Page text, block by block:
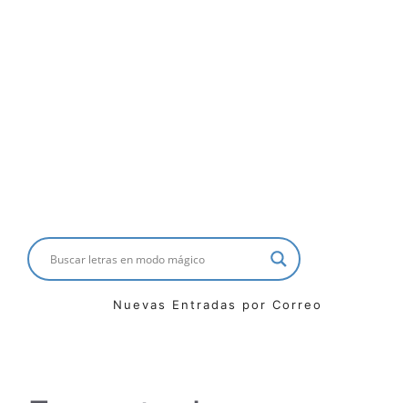
Nuevas Entradas por Correo